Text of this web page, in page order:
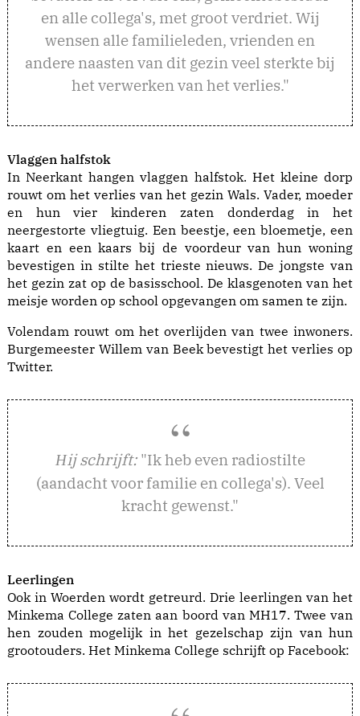
en alle collega's, met groot verdriet. Wij
wensen alle familieleden, vrienden en
andere naasten van dit gezin veel sterkte bij
het verwerken van het verlies."
Vlaggen halfstok
In Neerkant hangen vlaggen halfstok. Het kleine dorp
rouwt om het verlies van het gezin Wals. Vader, moeder
en hun vier kinderen zaten donderdag in het
neergestorte vliegtuig. Een beestje, een bloemetje, een
kaart en een kaars bij de voordeur van hun woning
bevestigen in stilte het trieste nieuws. De jongste van
het gezin zat op de basisschool. De klasgenoten van het
meisje worden op school opgevangen om samen te zijn.
Volendam rouwt om het overlijden van twee inwoners.
Burgemeester Willem van Beek bevestigt het verlies op
Twitter.
Hij schrijft:"Ik heb even radiostilte
(aandacht voor familie en collega's). Veel
kracht gewenst."
Leerlingen
Ook in Woerden wordt getreurd. Drie leerlingen van het
Minkema College zaten aan boord van MH17. Twee van
hen zouden mogelijk in het gezelschap zijn van hun
grootouders. Het Minkema College schrijft op Facebook: